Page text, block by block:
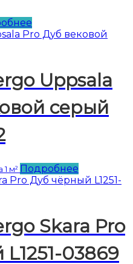
Uppsala
серый
1 м² Подробнее
Skara Pro
03869